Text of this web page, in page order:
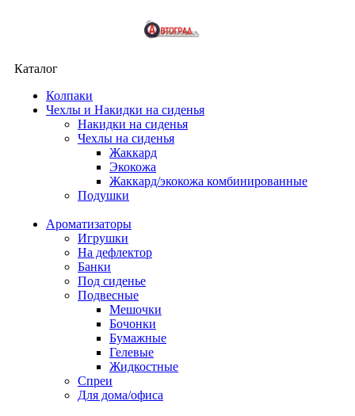
Каталог
Колпаки
Чехлы и Накидки на сиденья
Накидки на сиденья
Чехлы на сиденья
Жаккард
Экокожа
Жаккард/экокожа комбинированные
Подушки
Ароматизаторы
Игрушки
На дефлектор
Банки
Под сиденье
Подвесные
Мешочки
Бочонки
Бумажные
Гелевые
Жидкостные
Спреи
Для дома/офиса